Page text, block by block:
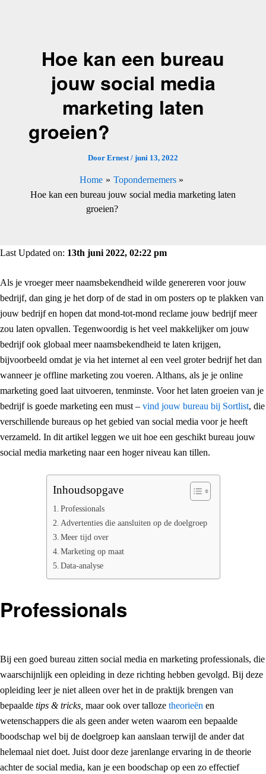
Hoe kan een bureau
jouw social media
marketing laten
groeien?
Door Ernest/ juni 13, 2022
Home
Topondernemers
Hoe kan een bureau jouw social media marketing laten
groeien?
Last Updated on: 13th juni 2022, 02:22 pm
Als je vroeger meer naamsbekendheid wilde genereren voor jouw
bedrijf, dan ging je het dorp of de stad in om posters op te plakken van
jouw bedrijf en hopen dat mond-tot-mond reclame jouw bedrijf meer
zou laten opvallen. Tegenwoordig is het veel makkelijker om jouw
bedrijf ook globaal meer naamsbekendheid te laten krijgen,
bijvoorbeeld omdat je via het internet al een veel groter bedrijf het dan
wanneer je offline marketing zou voeren. Althans, als je je online
marketing goed laat uitvoeren, tenminste. Voor het laten groeien van je
bedrijf is goede marketing een must – vind jouw bureau bij Sortlist, die
verschillende bureaus op het gebied van social media voor je heeft
verzameld. In dit artikel leggen we uit hoe een geschikt bureau jouw
social media marketing naar een hoger niveau kan tillen.
Inhoudsopgave
Professionals
Advertenties die aansluiten op de doelgroep
Meer tijd over
Marketing op maat
Data-analyse
Professionals
Bij een goed bureau zitten social media en marketing professionals, die
waarschijnlijk een opleiding in deze richting hebben gevolgd. Bij deze
opleiding leer je niet alleen over het in de praktijk brengen van
bepaalde tips & tricks, maar ook over talloze theorieën en
wetenschappers die als geen ander weten waarom een bepaalde
boodschap wel bij de doelgroep kan aanslaan terwijl de ander dat
helemaal niet doet. Juist door deze jarenlange ervaring in de theorie
achter de social media, kan je een boodschap op een zo effectief